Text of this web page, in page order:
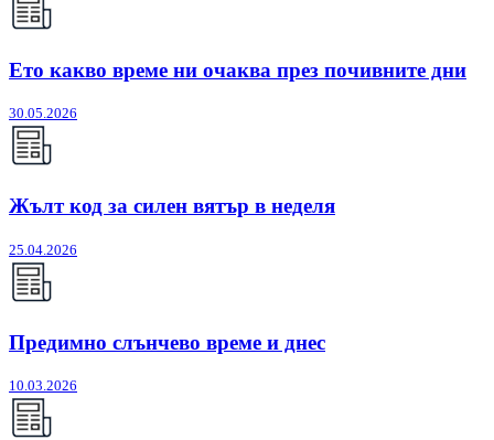
Ето какво време ни очаква през почивните дни
30.05.2026
Жълт код за силен вятър в неделя
25.04.2026
Предимно слънчево време и днес
10.03.2026